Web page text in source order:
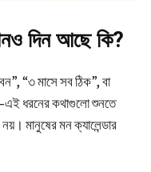
দিন আছে কি?
“৩ মাসে সব ঠিক”, বা
ধরনের কথাগুলো শুনতে
মানুষের মন ক্যালেন্ডার